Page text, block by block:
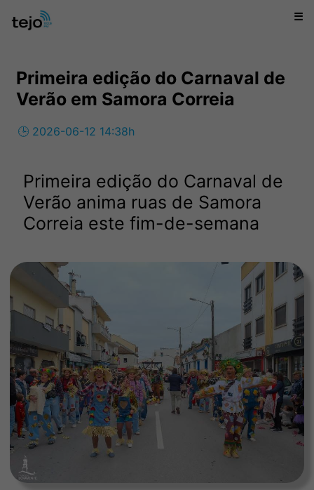
☰
Primeira edição do Carnaval de
Verão em Samora Correia
🕒 2026-06-12 14:38h
Primeira edição do Carnaval de
Verão anima ruas de Samora
Correia este fim-de-semana